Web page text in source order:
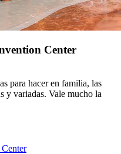
Center
para hacer en familia, las
y variadas. Vale mucho la